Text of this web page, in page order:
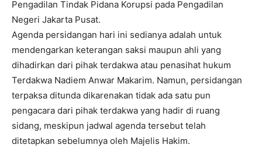
Pengadilan Tindak Pidana Korupsi pada Pengadilan
Negeri Jakarta Pusat.
Agenda persidangan hari ini sedianya adalah untuk
mendengarkan keterangan saksi maupun ahli yang
dihadirkan dari pihak terdakwa atau penasihat hukum
Terdakwa Nadiem Anwar Makarim. Namun, persidangan
terpaksa ditunda dikarenakan tidak ada satu pun
pengacara dari pihak terdakwa yang hadir di ruang
sidang, meskipun jadwal agenda tersebut telah
ditetapkan sebelumnya oleh Majelis Hakim.